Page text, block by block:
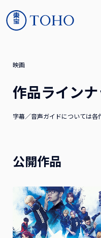
映画
作品ライン
字幕／音声ガイドについては
公開作品